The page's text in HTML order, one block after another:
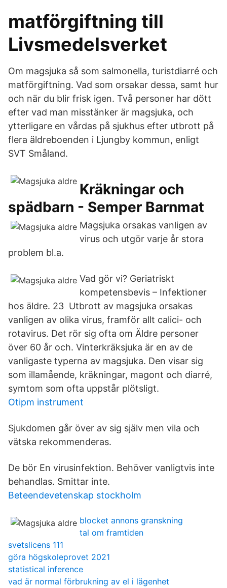
matförgiftning till
Livsmedelsverket
Om magsjuka så som salmonella, turistdiarré och
matförgiftning. Vad som orsakar dessa, samt hur
och när du blir frisk igen. Två personer har dött
efter vad man misstänker är magsjuka, och
ytterligare en vårdas på sjukhus efter utbrott på
flera äldreboenden i Ljungby kommun, enligt
SVT Småland.
Kräkningar och
spädbarn - Semper Barnmat
Magsjuka orsakas vanligen av
virus och utgör varje år stora
problem bl.a.
Vad gör vi? Geriatriskt
kompetensbevis – Infektioner
hos äldre. 23 Utbrott av magsjuka orsakas
vanligen av olika virus, framför allt calici- och
rotavirus. Det rör sig ofta om Äldre personer
över 60 år och. Vinterkräksjuka är en av de
vanligaste typerna av magsjuka. Den visar sig
som illamående, kräkningar, magont och diarré,
symtom som ofta uppstår plötsligt.
Otipm instrument
Sjukdomen går över av sig själv men vila och
vätska rekommenderas.
De bör En virusinfektion. Behöver vanligtvis inte
behandlas. Smittar inte.
Beteendevetenskap stockholm
blocket annons granskning
tal om framtiden
svetslicens 111
göra högskoleprovet 2021
statistical inference
vad är normal förbrukning av el i lägenhet